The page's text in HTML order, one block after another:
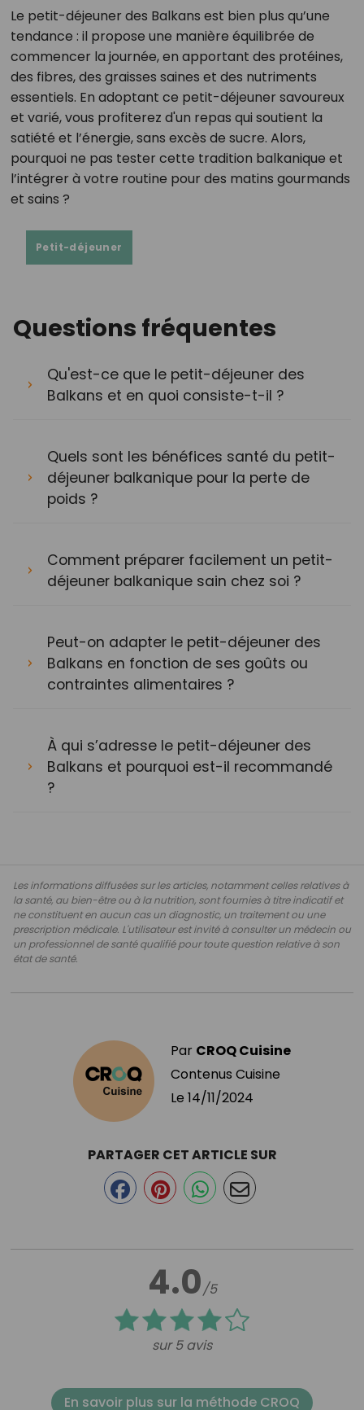
Le petit-déjeuner des Balkans est bien plus qu’une
tendance : il propose une manière équilibrée de
commencer la journée, en apportant des protéines,
des fibres, des graisses saines et des nutriments
essentiels. En adoptant ce petit-déjeuner savoureux
et varié, vous profiterez d'un repas qui soutient la
satiété et l’énergie, sans excès de sucre. Alors,
pourquoi ne pas tester cette tradition balkanique et
l’intégrer à votre routine pour des matins gourmands
et sains ?
Petit-déjeuner
Questions fréquentes
Qu'est-ce que le petit-déjeuner des
Balkans et en quoi consiste-t-il ?
Quels sont les bénéfices santé du petit-
déjeuner balkanique pour la perte de
poids ?
Comment préparer facilement un petit-
déjeuner balkanique sain chez soi ?
Peut-on adapter le petit-déjeuner des
Balkans en fonction de ses goûts ou
contraintes alimentaires ?
À qui s’adresse le petit-déjeuner des
Balkans et pourquoi est-il recommandé
?
Les informations diffusées sur les articles, notamment celles relatives à
la santé, au bien-être ou à la nutrition, sont fournies à titre indicatif et
ne constituent en aucun cas un diagnostic, un traitement ou une
prescription médicale. L'utilisateur est invité à consulter un médecin ou
un professionnel de santé qualifié pour toute question relative à son
état de santé.
Par CROQ Cuisine
Contenus Cuisine
Le 14/11/2024
4.0/5
sur 5 avis
PARTAGER CET ARTICLE SUR
En savoir plus sur la méthode CROQ